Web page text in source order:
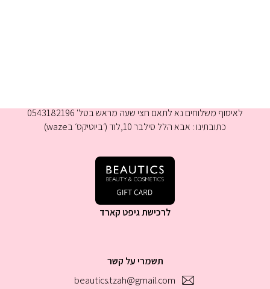
תשמרי על קשר
beautics.tzah@gmail.com
לאיסוף משלוחים נא לתאם חצי שעה מראש בטל' 0543182196
כתובתינו : אבא הלל סילבר 10,לוד (׳ביוטיקס׳ בwaze)
לרכישת גיפט קארד